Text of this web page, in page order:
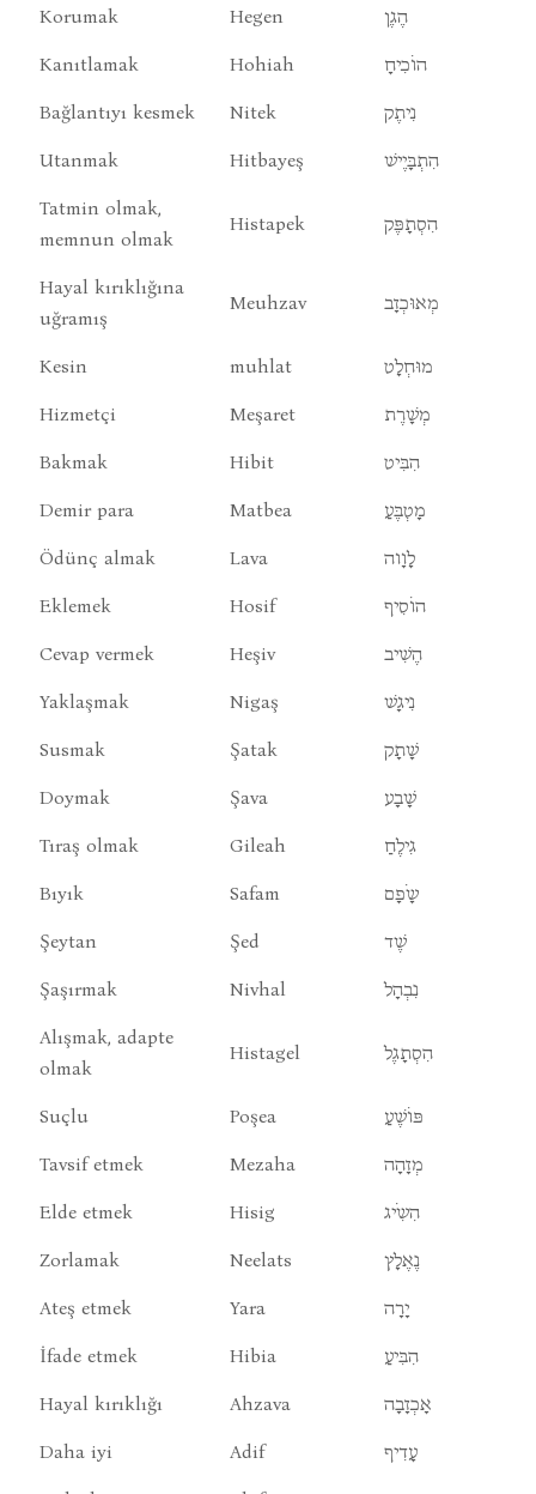
Korumak Hegen הֶגֶן
Kanıtlamak Hohiah הוֹכִיחָ
Bağlantıyı kesmek Nitek נִיתֶק
Utanmak Hitbayeş הִתְבָּיֶישׁ
Tatmin olmak,
memnun olmak
Histapek הִסְתָפֶּק
Hayal kırıklığına
uğramış
Meuhzav מְאוּכְזָב
Kesin muhlat מוּחְלָט
Hizmetçi Meşaret מְשָׁרֶת
Bakmak Hibit הִבִּיט
Demir para Matbea מָטְבֶּעַ
Ödünç almak Lava לָוָוה
Eklemek Hosif הוֹסִיף
Cevap vermek Heşiv הֶשִׁיב
Yaklaşmak Nigaş נִיגָשׁ
Susmak Şatak שָׁתָק
Doymak Şava שָׁבָע
Tıraş olmak Gileah גִילֶחַ
Bıyık Safam שָֹפָם
Şeytan Şed שֶׁד
Şaşırmak Nivhal נִבְהָל
Alışmak, adapte
olmak
Histagel הִסְתָגֶל
Suçlu Poşea פּוֹשֶׁעַ
Tavsif etmek Mezaha מְזָהָה
Elde etmek Hisig הִשִֹיג
Zorlamak Neelats נֶאֶלָץ
Ateş etmek Yara יָרָה
İfade etmek Hibia הִבִּיעַ
Hayal kırıklığı Ahzava אָכְזָבָה
Daha iyi Adif עָדִיף